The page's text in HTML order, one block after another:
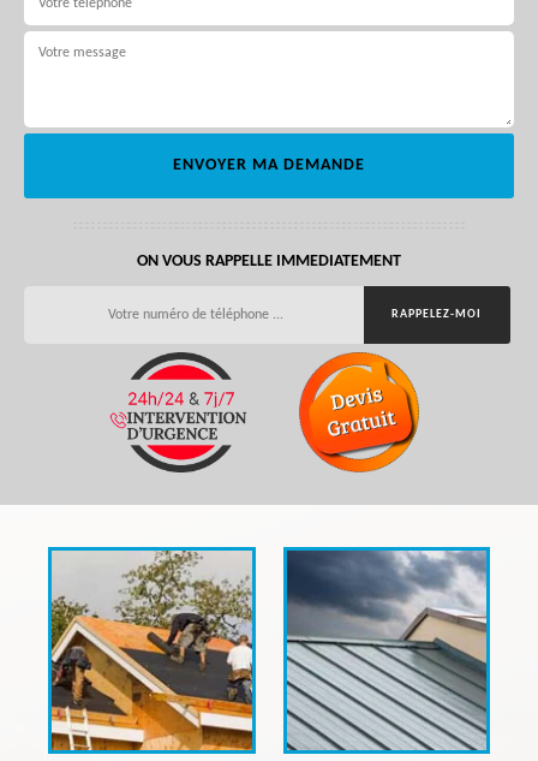
ON VOUS RAPPELLE IMMEDIATEMENT